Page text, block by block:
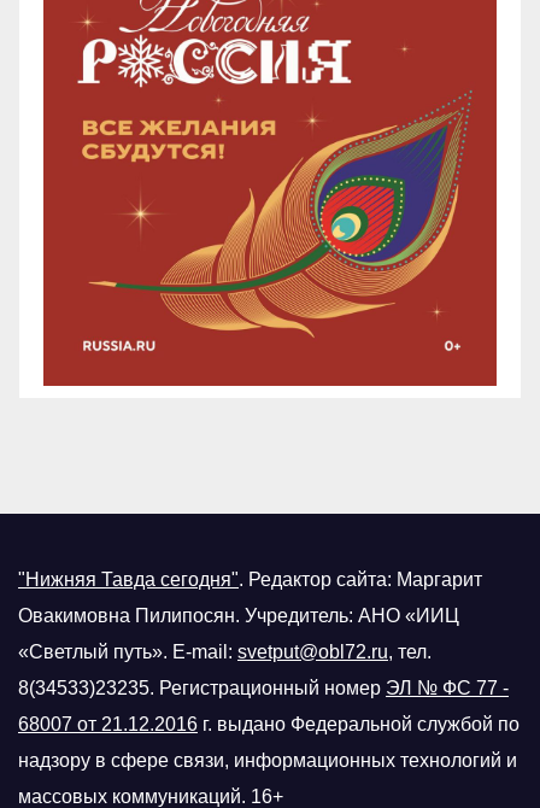
"Нижняя Тавда сегодня". Редактор сайта: Маргарит
Овакимовна Пилипосян. Учредитель: АНО «ИИЦ
«Светлый путь». E-mail: svetput@obl72.ru, тел.
8(34533)23235. Регистрационный номер ЭЛ № ФС 77 -
68007 от 21.12.2016 г. выдано Федеральной службой по
надзору в сфере связи, информационных технологий и
массовых коммуникаций. 16+